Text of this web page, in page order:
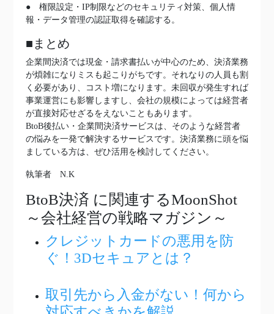
● 権限設定・IP制限などのセキュリティ対策、個人情
報・データ管理の認証取得を確認する。
■まとめ
企業間決済では現金・請求書払いが中心のため、決済業務
が煩雑になりミスも起こりがちです。それなりの人員も割
く必要があり、コスト増になります。未回収が発生すれば
事業運営にも影響しますし、会社の規模によっては経営者
が直接対応せざるをえないこともあります。
BtoB後払い・企業間決済サービスは、そのような経営者
の悩みを一発で解決するサービスです。決済業務に頭を悩
ましている方は、ぜひ活用を検討してください。
執筆者 N.K
BtoB決済 に関連するMoonShot
～会社経営の戦略マガジン～
クレジットカードの悪用を防
ぐ！3Dセキュアとは？
取引先から入金がない！何から